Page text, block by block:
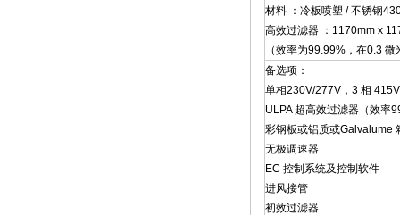
材料 ：冷板喷塑 / 不锈钢
高效过滤器 ：1170mm x
（效率为99.99%，在0.3 微
备选项：
单相230V/277V，3 相
ULPA 超高效过滤器（效率
彩钢板或铝质或Galvalume
无极调速器
EC 控制系统及控制软件
进风接管
初效过滤器